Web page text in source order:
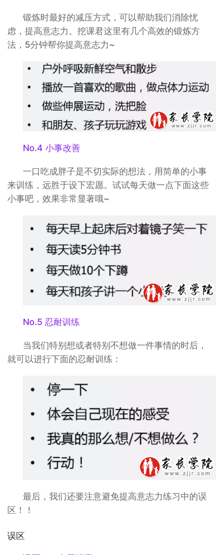
锻炼时最好的减压方式，可以帮助我们消除忧
虑，提高意志力。挖课君这里有几个高效的锻炼方
法，5分钟帮你提高意志力~
No.4 小事改善
一口吃成胖子是不切实际的想法，用简单的小事
来训练，远胜于设下宏愿。试试每天做一点下面这些
小事吧，效果非常显著哦~
No.5 忍耐训练
当我们特别想或者特别不想做一件事情的时后，
就可以进行下面的忍耐训练：
最后，我们还要注意避免提高意志力练习中的误
区！！
误区